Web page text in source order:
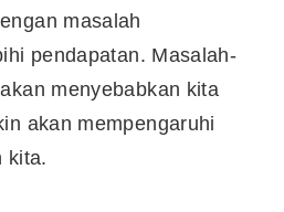
masalah
pendapatan. Masalah-
menyebabkan kita
akan mempengaruhi
kita.